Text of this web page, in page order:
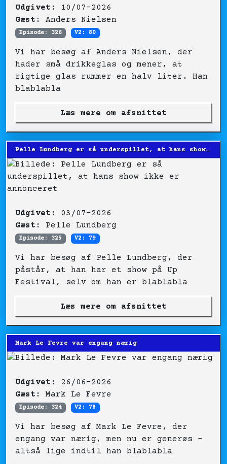
Udgivet:
10/07-2026
Gæst:
Anders Nielsen
Episode: 326 V2: 80
Vi har besøg af Anders Nielsen, der
hader små drikkeglas og mener, at
rigtige glas rummer en halv liter. Han
blablabla
Læs mere om afsnittet
Pelle Lundberg er så underspillet, at hans show ikke er annonceret
Udgivet:
03/07-2026
Gæst:
Pelle Lundberg
Episode: 325 V2: 79
Vi har besøg af Pelle Lundberg, der
påstår, at han har et show på Up
Festival, selv om han er blablabla
Læs mere om afsnittet
Mark Le Fevre var engang nærig
Udgivet:
26/06-2026
Gæst:
Mark Le Fevre
Episode: 324 V2: 78
Vi har besøg af Mark Le Fevre, der
engang var nærig, men nu er generøs –
altså lige indtil han blablabla